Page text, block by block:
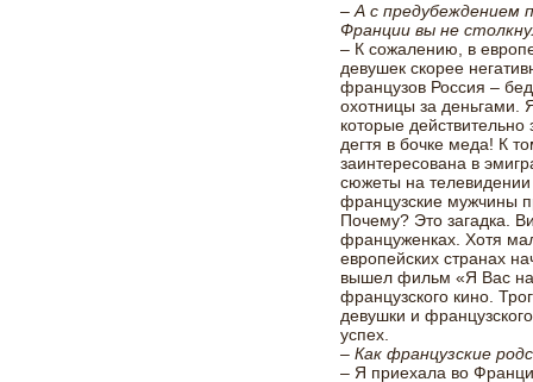
– А с предубеждением
Франции вы не
– К сожалению, в
девушек скорее
французов Россия –
охотницы за деньгами.
которые
дегтя в бочке меда! К
заинтересована в
сюжеты на
французские мужчины
Почему? Это загадка.
француженках. Хотя
европейских странах
вышел фильм «Я Вас
французского кино.
девушки и
успех.
– Как французские
– Я приехала во